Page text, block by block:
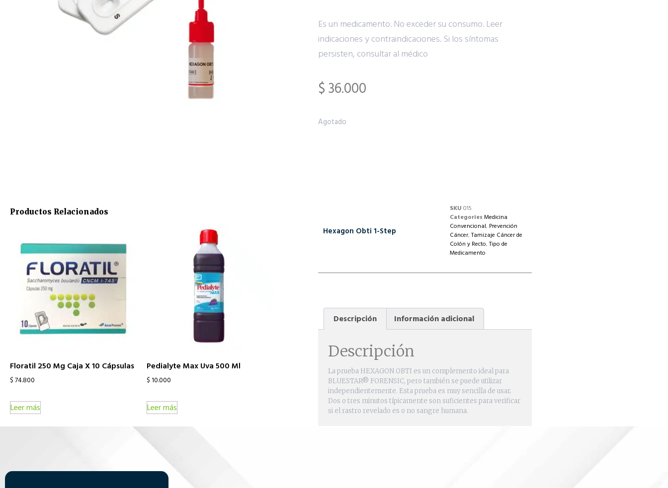
Es un medicamento. No exceder su consumo. Leer
indicaciones y contraindicaciones. Si los síntomas
persisten, consultar al médico
$36.000
Agotado
Productos Relacionados
Floratil 250 Mg Caja X 10 Cápsulas
$74.800
Leer más
Pedialyte Max Uva 500 Ml
$10.000
Leer más
Hexagon Obti 1-Step
SKU 015
Categories Medicina
Convencional, Prevención
Cáncer,Tamizaje Cáncer de
Colón y Recto,Tipo de
Medicamento
Descripción Información adicional
Descripción
La prueba HEXAGON OBTI es un complemento ideal para
BLUESTAR® FORENSIC, pero también se puede utilizar
independientemente. Esta prueba es muy sencilla de usar.
Dos o tres minutos típicamente son suficientes para verificar
si el rastro revelado es o no sangre humana.